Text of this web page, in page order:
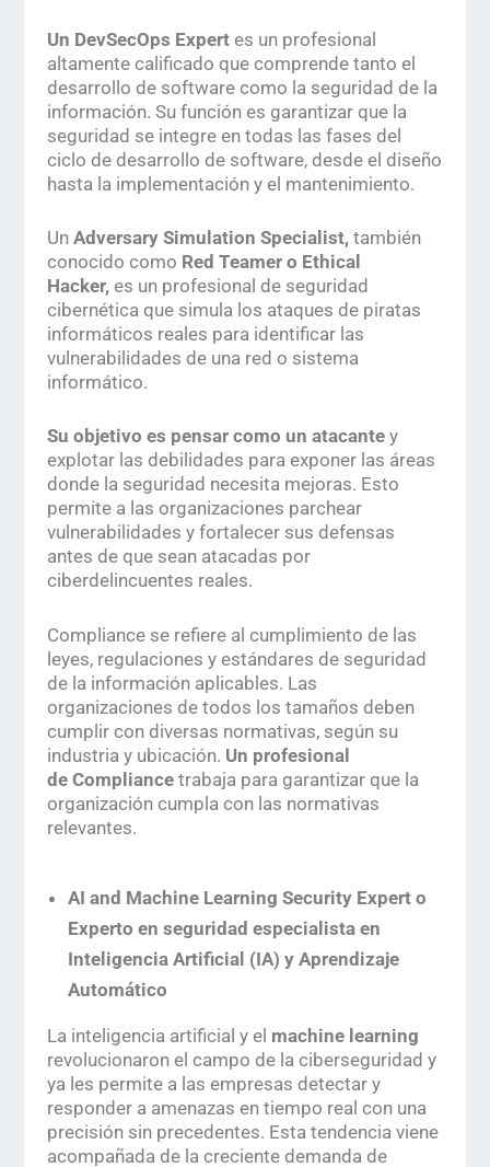
Un DevSecOps Expertes un profesional
altamente calificado que comprende tanto el
desarrollo de software como la seguridad de la
información. Su función es garantizar que la
seguridad se integre en todas las fases del
ciclo de desarrollo de software, desde el diseño
hasta la implementación y el mantenimiento.
Un Adversary Simulation Specialist,también
conocido como Red Teamero Ethical
Hacker,es un profesional de seguridad
cibernética que simula los ataques de piratas
informáticos reales para identificar las
vulnerabilidades de una red o sistema
informático.
Su objetivo es pensar como un atacantey
explotar las debilidades para exponer las áreas
donde la seguridad necesita mejoras. Esto
permite a las organizaciones parchear
vulnerabilidades y fortalecer sus defensas
antes de que sean atacadas por
ciberdelincuentes reales.
Compliance se refiere al cumplimiento de las
leyes, regulaciones y estándares de seguridad
de la información aplicables. Las
organizaciones de todos los tamaños deben
cumplir con diversas normativas, según su
industria y ubicación. Un profesional
de Compliance trabaja para garantizar que la
organización cumpla con las normativas
relevantes.
AI and Machine Learning Security Experto
Experto en seguridad especialista en
Inteligencia Artificial (IA) y Aprendizaje
Automático
La inteligencia artificial y el machine learning
revolucionaron el campo de la ciberseguridad y
ya les permite a las empresas detectar y
responder a amenazas en tiempo real con una
precisión sin precedentes. Esta tendencia viene
acompañada de la creciente demanda de